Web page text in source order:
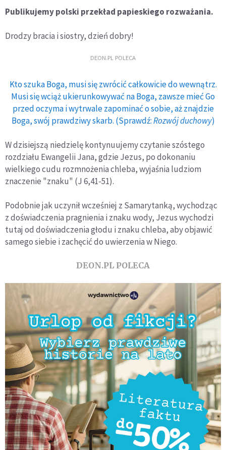
Publikujemy polski przekład papieskiego rozważania.
Drodzy bracia i siostry, dzień dobry!
DEON.PL POLECA
Kto szuka Boga, musi się zwrócić całkowicie do wewnątrz.
Musi się wciąż ukierunkowywać na Boga, zawsze mieć Go
przed oczyma i wytrwale zapominać o sobie, aż znajdzie
Boga, swój prawdziwy skarb. (Sprawdź:Rozwój duchowy)
W dzisiejszą niedzielę kontynuujemy czytanie szóstego
rozdziału Ewangelii Jana, gdzie Jezus, po dokonaniu
wielkiego cudu rozmnożenia chleba, wyjaśnia ludziom
znaczenie "znaku" (J 6,41-51).
Podobnie jak uczynił wcześniej z Samarytanką, wychodząc
z doświadczenia pragnienia i znaku wody, Jezus wychodzi
tutaj od doświadczenia głodu i znaku chleba, aby objawić
samego siebie i zachęcić do uwierzenia w Niego.
DEON.PL POLECA